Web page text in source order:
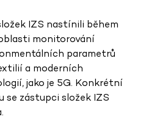
IZS nastínili během
monitorování
parametrů
a moderních
jako je 5G. Konkrétní
se zástupci složek IZS